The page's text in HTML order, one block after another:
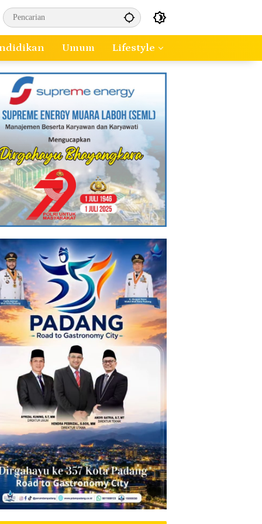
Umum Lifestyle